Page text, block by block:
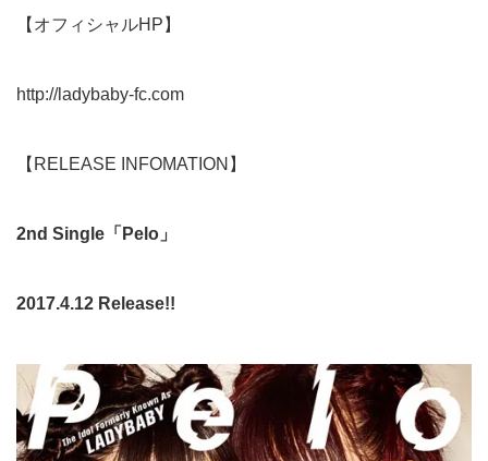
【オフィシャルHP】
http://ladybaby-fc.com
【RELEASE INFOMATION】
2nd Single 「Pelo」
2017.4.12 Release!!